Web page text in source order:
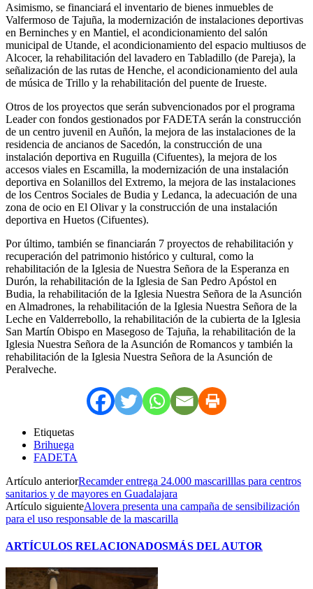
Asimismo, se financiará el inventario de bienes inmuebles de
Valfermoso de Tajuña, la modernización de instalaciones deportivas
en Berninches y en Mantiel, el acondicionamiento del salón
municipal de Utande, el acondicionamiento del espacio multiusos de
Alcocer, la rehabilitación del lavadero en Tabladillo (de Pareja), la
señalización de las rutas de Henche, el acondicionamiento del aula
de música de Trillo y la rehabilitación del puente de Irueste.
Otros de los proyectos que serán subvencionados por el programa
Leader con fondos gestionados por FADETA serán la construcción
de un centro juvenil en Auñón, la mejora de las instalaciones de la
residencia de ancianos de Sacedón, la construcción de una
instalación deportiva en Ruguilla (Cifuentes), la mejora de los
accesos viales en Escamilla, la modernización de una instalación
deportiva en Solanillos del Extremo, la mejora de las instalaciones
de los Centros Sociales de Budia y Ledanca, la adecuación de una
zona de ocio en El Olivar y la construcción de una instalación
deportiva en Huetos (Cifuentes).
Por último, también se financiarán 7 proyectos de rehabilitación y
recuperación del patrimonio histórico y cultural, como la
rehabilitación de la Iglesia de Nuestra Señora de la Esperanza en
Durón, la rehabilitación de la Iglesia de San Pedro Apóstol en
Budia, la rehabilitación de la Iglesia Nuestra Señora de la Asunción
en Almadrones, la rehabilitación de la Iglesia Nuestra Señora de la
Leche en Valderrebollo, la rehabilitación de la cubierta de la Iglesia
San Martín Obispo en Masegoso de Tajuña, la rehabilitación de la
Iglesia Nuestra Señora de la Asunción de Romancos y también la
rehabilitación de la Iglesia Nuestra Señora de la Asunción de
Peralveche.
Etiquetas
Brihuega
FADETA
Artículo anteriorRecamder entrega 24.000 mascarilllas para centros
sanitarios y de mayores en Guadalajara
Artículo siguienteAlovera presenta una campaña de sensibilización
para el uso responsable de la mascarilla
ARTÍCULOS RELACIONADOSMÁS DEL AUTOR